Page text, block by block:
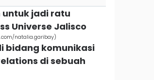
untuk jadi ratu
Universe Jalisco
natalia.garibay)
bidang komunikasi
di sebuah